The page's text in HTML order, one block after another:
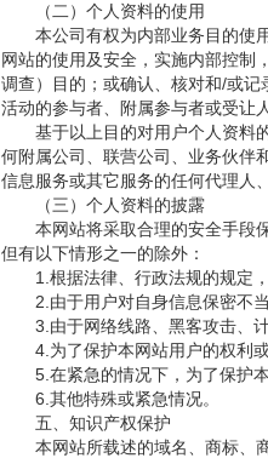
（二）个人资料的使用
本公司有权为内部业务目的使用
网站的使用及安全，实施内部控制
调查）目的；或确认、核对和/或记
活动的参与者、附属参与者或受让
基于以上目的对用户个人资料的
何附属公司、联营公司、业务伙伴
信息服务或其它服务的任何代理人
（三）个人资料的披露
本网站将采取合理的安全手段保
但有以下情形之一的除外：
1.根据法律、行政法规的规定，
2.由于用户对自身信息保密不当
3.由于网络线路、黑客攻击、计
4.为了保护本网站用户的权利或
5.在紧急的情况下，为了保护本
6.其他特殊或紧急情况。
五、知识产权保护
本网站所载述的域名、商标、商